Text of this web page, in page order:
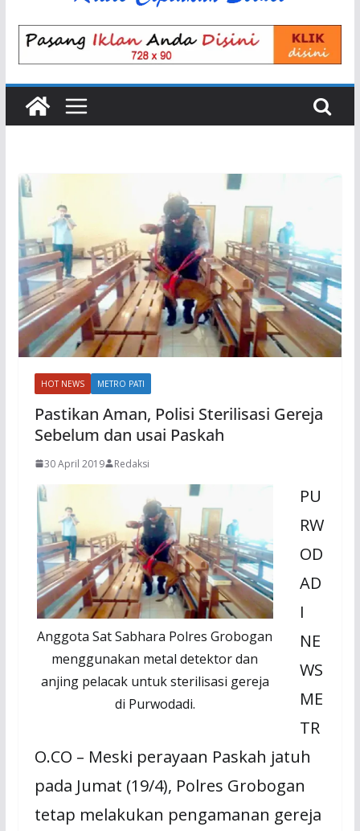
HOT NEWS METRO PATI
Pastikan Aman, Polisi Sterilisasi Gereja
Sebelum dan usai Paskah
30 April 2019 Redaksi
Anggota Sat Sabhara Polres Grobogan
menggunakan metal detektor dan
anjing pelacak untuk sterilisasi gereja
di Purwodadi.
PU
RW
OD
AD
I
NE
WS
ME
TR
O.CO – Meski perayaan Paskah jatuh
pada Jumat (19/4), Polres Grobogan
tetap melakukan pengamanan gereja